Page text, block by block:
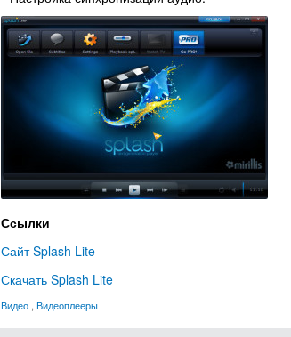
Ссылки
Сайт Splash Lite
Скачать Splash Lite
Видео , Видеоплееры